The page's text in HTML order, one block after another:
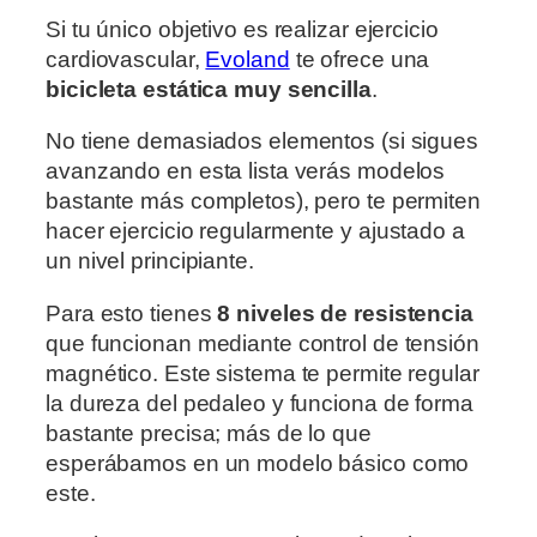
Si tu único objetivo es realizar ejercicio
cardiovascular, Evoland te ofrece una
bicicleta estática muy sencilla.
No tiene demasiados elementos (si sigues
avanzando en esta lista verás modelos
bastante más completos), pero te permiten
hacer ejercicio regularmente y ajustado a
un nivel principiante.
Para esto tienes8 niveles de resistencia
que funcionan mediante control de tensión
magnético. Este sistema te permite regular
la dureza del pedaleo y funciona de forma
bastante precisa; más de lo que
esperábamos en un modelo básico como
este.